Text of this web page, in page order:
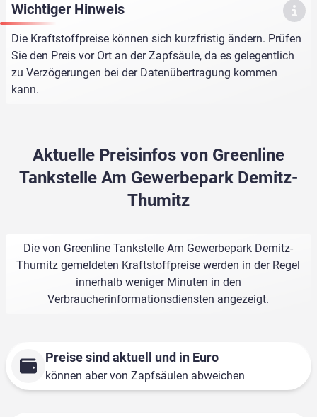
Wichtiger Hinweis
Die Kraftstoffpreise können sich kurzfristig ändern. Prüfen
Sie den Preis vor Ort an der Zapfsäule, da es gelegentlich
zu Verzögerungen bei der Datenübertragung kommen
kann.
Aktuelle Preisinfos von Greenline
Tankstelle Am Gewerbepark Demitz-
Thumitz
Die von Greenline Tankstelle Am Gewerbepark Demitz-
Thumitz gemeldeten Kraftstoffpreise werden in der Regel
innerhalb weniger Minuten in den
Verbraucherinformationsdiensten angezeigt.
Preise sind aktuell und in Euro
können aber von Zapfsäulen abweichen